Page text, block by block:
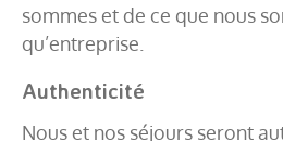
sommes et de ce que nous
qu’entreprise.
Authenticité
Nous et nos séjours seront